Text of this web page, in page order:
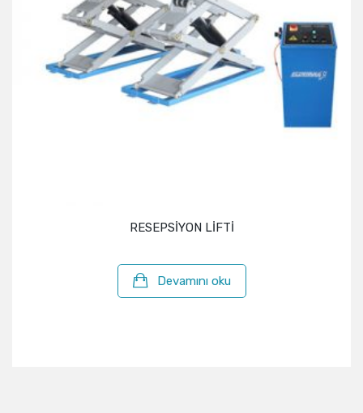
RESEPSİYON LİFTİ
Devamını oku